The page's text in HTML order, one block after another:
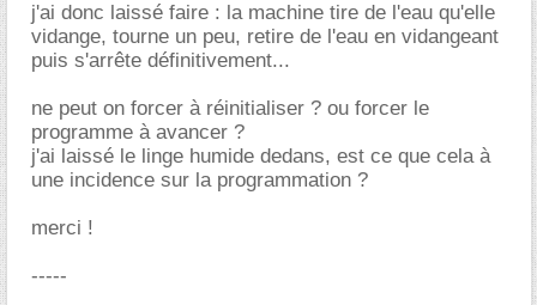
j'ai donc laissé faire : la machine tire de l'eau qu'elle
vidange, tourne un peu, retire de l'eau en vidangeant
puis s'arrête définitivement...
ne peut on forcer à réinitialiser ? ou forcer le
programme à avancer ?
j'ai laissé le linge humide dedans, est ce que cela à
une incidence sur la programmation ?
merci !
-----